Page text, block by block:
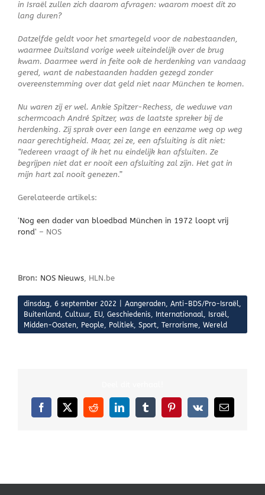
in Israël zullen zich daarom afvragen: waarom moest dit zo
lang duren?
Datzelfde geldt voor het smartegeld voor de nabestaanden,
waarmee Duitsland vorige week uiteindelijk over de brug
kwam. Daarmee werd in feite ook de herdenking van vandaag
gered, want de nabestaanden hadden gezegd zonder
overeenstemming over dat geld niet naar München te komen.
Nu waren zij er wel. Ankie Spitzer-Rechess, de weduwe van
schermcoach André Spitzer, was de laatste spreker bij de
herdenking. Zij sprak over een lange en eenzame weg op weg
naar gerechtigheid. Maar, zei ze, een afsluiting is dit niet:
“Iedereen vraagt of ik het nu eindelijk kan afsluiten. Ze
begrijpen niet dat er nooit een afsluiting zal zijn. Het gat in
mijn hart zal nooit genezen.”
Gerelateerde artikels:
‘Nog een dader van bloedbad München in 1972 loopt vrij
rond‘ – NOS
Bron: NOS Nieuws, HLN.be
dinsdag, 6 september 2022 Aangeraden, Anti-BDS/Pro-Israël,
Buitenland, Cultuur, EU, Geschiedenis, Internationaal, Israël,
Midden-Oosten, People, Politiek, Sport, Terrorisme, Wereld
Facebook
X RedditLinkedInTumblrPinterest
Vk
E-
mail